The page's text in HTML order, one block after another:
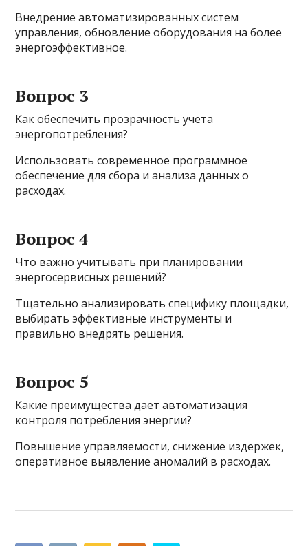
Внедрение автоматизированных систем
управления, обновление оборудования на более
энергоэффективное.
Вопрос 3
Как обеспечить прозрачность учета
энергопотребления?
Использовать современное программное
обеспечение для сбора и анализа данных о
расходах.
Вопрос 4
Что важно учитывать при планировании
энергосервисных решений?
Тщательно анализировать специфику площадки,
выбирать эффективные инструменты и
правильно внедрять решения.
Вопрос 5
Какие преимущества дает автоматизация
контроля потребления энергии?
Повышение управляемости, снижение издержек,
оперативное выявление аномалий в расходах.